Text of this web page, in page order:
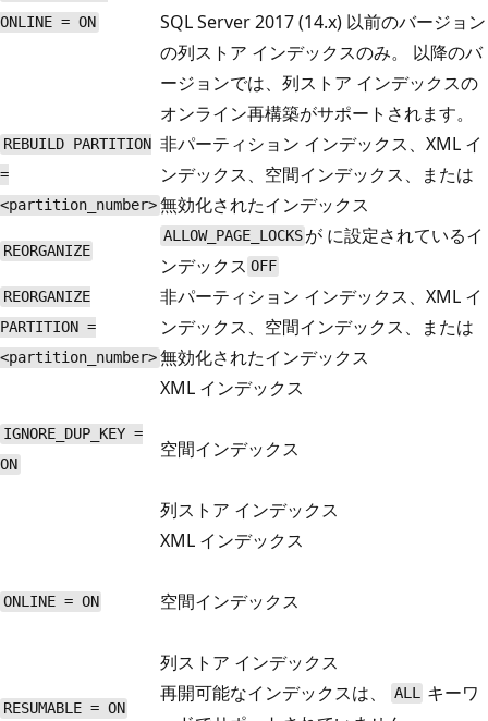
ONLINE = ON
SQL Server 2017 (14.x) 以前のバージョン
の列ストア インデックスのみ。 以降のバ
ージョンでは、列ストア インデックスの
オンライン再構築がサポートされます。
REBUILD PARTITION
=
<partition_number>
非パーティション インデックス、XML イ
ンデックス、空間インデックス、または
無効化されたインデックス
REORGANIZE
ALLOW_PAGE_LOCKS が に設定されているイ
ンデックス OFF
REORGANIZE
PARTITION =
<partition_number>
非パーティション インデックス、XML イ
ンデックス、空間インデックス、または
無効化されたインデックス
IGNORE_DUP_KEY =
ON
XML インデックス
空間インデックス
列ストア インデックス
ONLINE = ON
XML インデックス
空間インデックス
列ストア インデックス
RESUMABLE = ON
再開可能なインデックスは、 ALL キーワ